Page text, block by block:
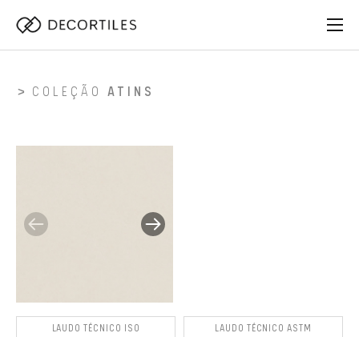
COLEÇÃO ATINS
LAUDO TÉCNICO ISO LAUDO TÉCNICO ASTM